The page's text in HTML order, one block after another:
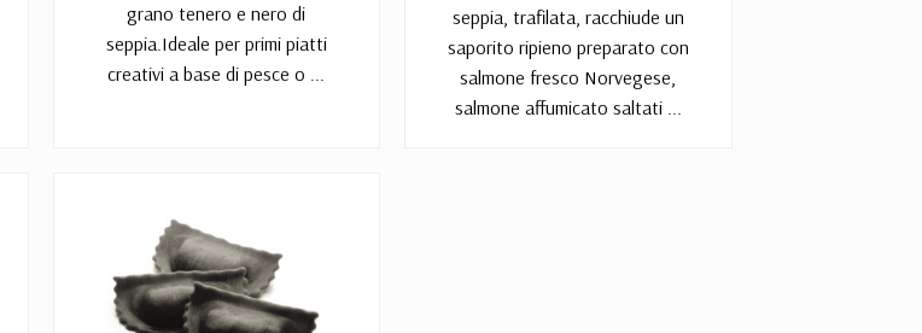
grano tenero e nero di
seppia.Ideale per primi piatti
creativi a base di pesce o ...
seppia, trafilata, racchiude un
saporito ripieno preparato con
salmone fresco Norvegese,
salmone affumicato saltati ...